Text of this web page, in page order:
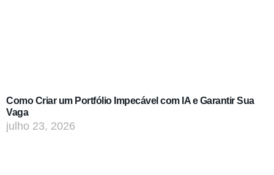
Como Criar um Portfólio Impecável com IA e Garantir Sua
Vaga
julho 23, 2026